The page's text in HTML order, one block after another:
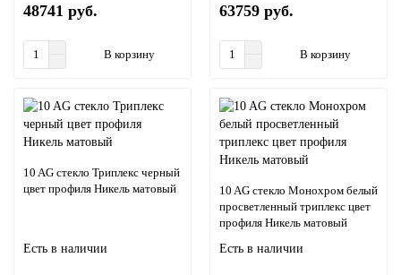
48741 руб.
В корзину
63759 руб.
В корзину
10 AG стекло Триплекс черный
цвет профиля Никель матовый
Есть в наличии
10 AG стекло Монохром белый
просветленный триплекс цвет
профиля Никель матовый
Есть в наличии